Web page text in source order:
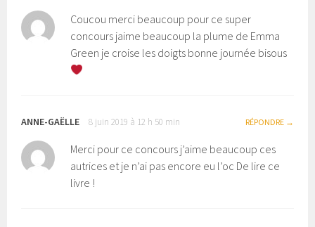
Coucou merci beaucoup pour ce super
concours jaime beaucoup la plume de Emma
Green je croise les doigts bonne journée bisous
ANNE-GAËLLE 8 juin 2019 à 12 h 50 min RÉPONDRE
Merci pour ce concours j’aime beaucoup ces
autrices et je n’ai pas encore eu l’oc De lire ce
livre !